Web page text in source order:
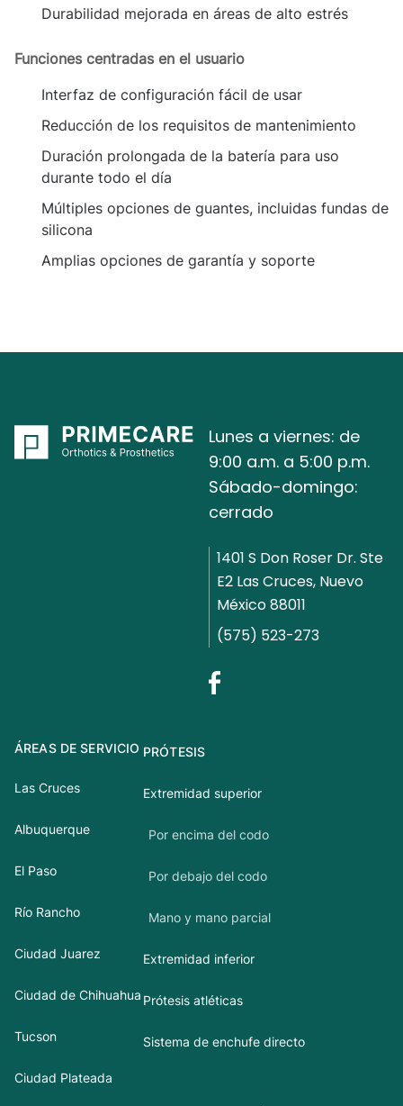
Durabilidad mejorada en áreas de alto estrés
Funciones centradas en el usuario
Interfaz de configuración fácil de usar
Reducción de los requisitos de mantenimiento
Duración prolongada de la batería para uso
durante todo el día
Múltiples opciones de guantes, incluidas fundas de
silicona
Amplias opciones de garantía y soporte
Lunes a viernes: de
9:00 a.m. a 5:00 p.m.
Sábado-domingo:
cerrado
1401 S Don Roser Dr. Ste
E2 Las Cruces, Nuevo
México 88011
(575) 523-273
ÁREAS DE SERVICIO
Las Cruces
Albuquerque
El Paso
Río Rancho
Ciudad Juarez
Ciudad de Chihuahua
Tucson
Ciudad Plateada
PRÓTESIS
Extremidad superior
Por encima del codo
Por debajo del codo
Mano y mano parcial
Extremidad inferior
Prótesis atléticas
Sistema de enchufe directo